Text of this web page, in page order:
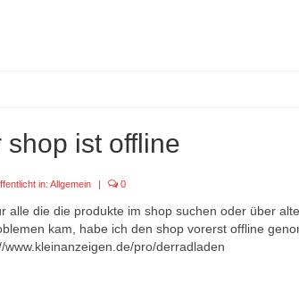
shop ist offline
in:Allgemein | 0
alle die die produkte im shop suchen oder über
kam, habe ich den shop vorerst offline
www.kleinanzeigen.de/pro/derradladen